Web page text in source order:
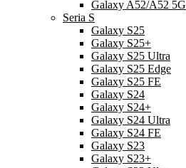
Galaxy A52/A52 5G
Seria S
Galaxy S25
Galaxy S25+
Galaxy S25 Ultra
Galaxy S25 Edge
Galaxy S25 FE
Galaxy S24
Galaxy S24+
Galaxy S24 Ultra
Galaxy S24 FE
Galaxy S23
Galaxy S23+